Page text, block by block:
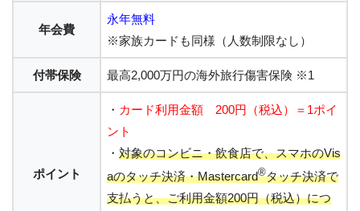
年会費
永年無料
※家族カードも同様（人数制限なし）
付帯保険 最高2,000万円の海外旅行傷害保険 ※1
ポイント
・ カード利用金額 200円（税込）＝1ポイ
ント
・ 対象のコンビニ・飲食店で、スマホのVis
aのタッチ決済・Mastercard®タッチ決済で
支払うと、ご利用金額200円（税込）につ